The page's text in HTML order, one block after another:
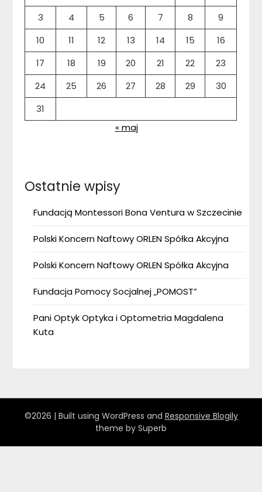
3
4 5 6 7 8
9
10
11 12 13 14 15
16
17
18 19 20 21 22
23
24
25 26 27 28 29
30
31
« maj
Ostatnie wpisy
Fundacją Montessori Bona Ventura w Szczecinie
Polski Koncern Naftowy ORLEN Spółka Akcyjna
Polski Koncern Naftowy ORLEN Spółka Akcyjna
Fundacja Pomocy Socjalnej „POMOST”
Pani Optyk Optyka i Optometria Magdalena
Kuta
©2026 | Built using WordPress and Responsive Blogily
theme by Superb